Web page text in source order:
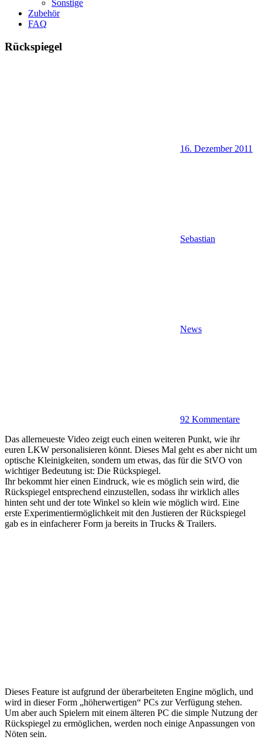
Sonstige
Zubehör
FAQ
Rückspiegel
16. Dezember 2011
Sebastian
News
92 Kommentare
Das allerneueste Video zeigt euch einen weiteren Punkt, wie ihr
euren LKW personalisieren könnt. Dieses Mal geht es aber nicht um
optische Kleinigkeiten, sondern um etwas, das für die StVO von
wichtiger Bedeutung ist: Die Rückspiegel.
Ihr bekommt hier einen Eindruck, wie es möglich sein wird, die
Rückspiegel entsprechend einzustellen, sodass ihr wirklich alles
hinten seht und der tote Winkel so klein wie möglich wird. Eine
erste Experimentiermöglichkeit mit den Justieren der Rückspiegel
gab es in einfacherer Form ja bereits in Trucks & Trailers.
Dieses Feature ist aufgrund der überarbeiteten Engine möglich, und
wird in dieser Form „höherwertigen“ PCs zur Verfügung stehen.
Um aber auch Spielern mit einem älteren PC die simple Nutzung der
Rückspiegel zu ermöglichen, werden noch einige Anpassungen von
Nöten sein.